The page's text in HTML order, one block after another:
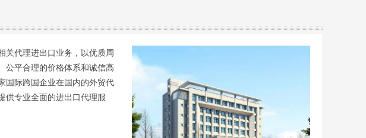
关代理进出口业务，以优质周
公平合理的价格体系和诚信高
国际跨国企业在国内的外贸代
供专业全面的进出口代理服